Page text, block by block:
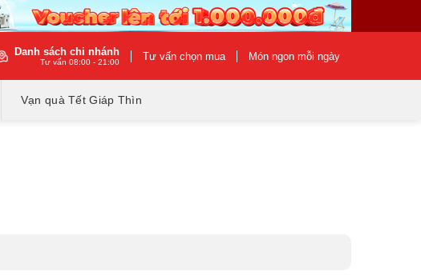
Danh sách chi nhánh
Tư vấn 08:00 - 21:00 Tư vấn chọn mua Món ngon mỗi ngày
Vạn quà Tết Giáp Thìn